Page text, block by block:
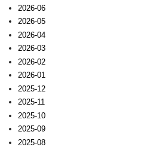
2026-06
2026-05
2026-04
2026-03
2026-02
2026-01
2025-12
2025-11
2025-10
2025-09
2025-08